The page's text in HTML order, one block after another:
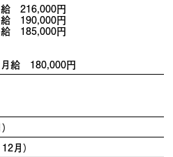
216,000円
190,000円
185,000円
給 180,000円
月）